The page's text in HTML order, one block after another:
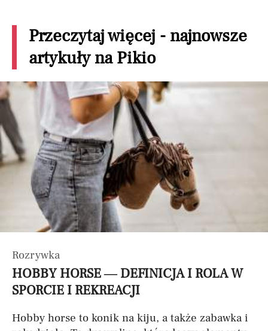
Przeczytaj więcej - najnowsze
artykuły na Pikio
Rozrywka
HOBBY HORSE — DEFINICJA I ROLA W
SPORCIE I REKREACJI
Hobby horse to konik na kiju, a także zabawka i